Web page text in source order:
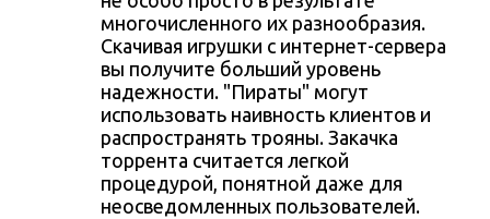
многочисленного их разнообразия.
Скачивая игрушки с интернет-сервера
вы получите больший уровень
надежности. "Пираты" могут
использовать наивность клиентов и
распространять трояны. Закачка
торрента считается легкой
процедурой, понятной даже для
неосведомленных пользователей.